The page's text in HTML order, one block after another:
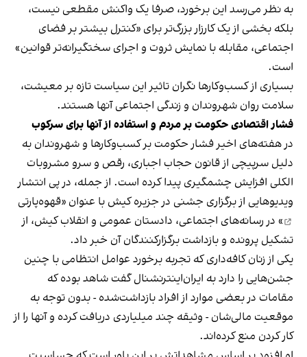
به نظر می‌رسد این برخورد، صرفا یک واکنش مقطعی نیست،
بلکه بخشی از یک کارزار بزرگ‌تر برای «کنترل بیشتر بر فضای
اجتماعی، مقابله با نمایش ثروت و اجرای سختگیرانه‌تر قوانین»
است.
بسیاری از کسب‌وکارها نگران تاثیر این سیاست‌ تازه بر معیشت،
سلامت روان شهروندان و زندگی اجتماعی آنها هستند.
فشار اقتصادی حکومت بر مردم و استفاده از آنها برای سرکوب
در هفته‌های اخیر فشار حکومت بر کسب‌وکارها و شهروندان به
دلیل سرپیچی از قانون حجاب اجباری، رقص و سرو مشروبات
الکلی افزایش چشمگیری پیدا کرده است. از جمله، در پی انتشار
ویدیوهایی از برگزاری جشنی در جزیره کیش با عنوان «قهوه‌پارتی
» در رسانه‌های اجتماعی، دادستان عمومی و انقلاب کیش، از
تشکیل پرونده و بازداشت برگزارکنندگان آن خبر داد.
یکی از زنان کافه‌داری که تجربه برخورد عوامل انتظامی با چنین
جشن‌هایی را دارد به ایران‌اینترنشنال گفت شاهد بوده که
مقامات در بعضی موارد از افراد بازداشت‌‌شده - بدون توجه به
موقعیت مالی‌شان - وثیقه چند میلیاردی دریافت کرده و آنها را از
کار کردن منع کرده‌اند.